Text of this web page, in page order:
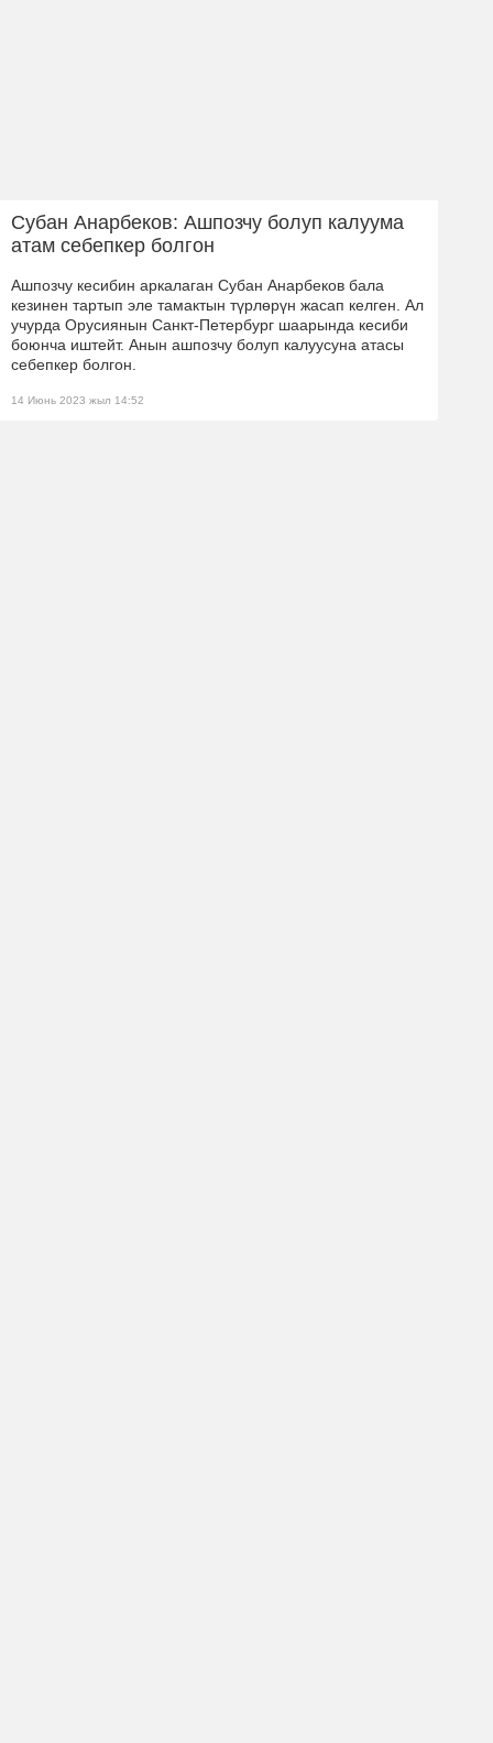
Субан Анарбеков: Ашпозчу болуп калуума
атам себепкер болгон
Ашпозчу кесибин аркалаган Субан Анарбеков бала
кезинен тартып эле тамактын түрлөрүн жасап келген. Ал
учурда Орусиянын Санкт-Петербург шаарында кесиби
боюнча иштейт. Анын ашпозчу болуп калуусуна атасы
себепкер болгон.
14 Июнь 2023 жыл 14:52